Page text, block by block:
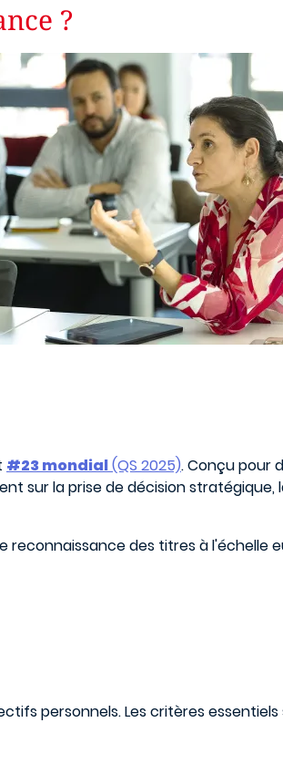
?
#23 mondial(QS 2025). Conçu pour
sur la prise de décision stratégique,
reconnaissance des titres à l'échelle
personnels. Les critères